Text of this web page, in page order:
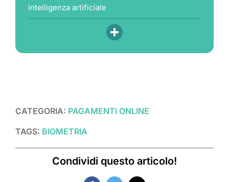
intelligenza artificiale
CATEGORIA: PAGAMENTI ONLINE
TAGS: BIOMETRIA
Condividi questo articolo!